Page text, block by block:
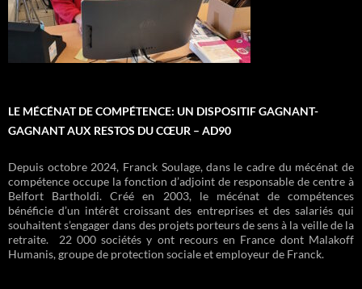
culture loisirs
acces a la justice
accompagnement budgetaire
aide alimentaire
atelier francais
ateliers cuisine
camion
centre itinérant
coiffure
Departs en vacances
inclusion numerique
lecture espace livres
petite enfance
vestiaire
LE MÉCÉNAT DE COMPÉTENCE: UN DISPOSITIF GAGNANT-
GAGNANT AUX RESTOS DU CŒUR – AD90
Depuis octobre 2024, Franck Soulage, dans le cadre du mécénat de
compétence occupe la fonction d’adjoint de responsable de centre à
Belfort Bartholdi. Créé en 2003, le mécénat de compétences
bénéficie d’un intérêt croissant des entreprises et des salariés qui
souhaitent s’engager dans des projets porteurs de sens à la veille de la
retraite. 22 000 sociétés y ont recours en France dont Malakoff
Humanis, groupe de protection sociale et employeur de Franck.